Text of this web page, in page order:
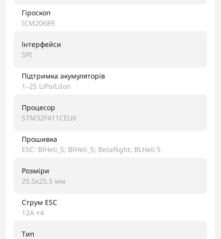
Гіроскоп
ICM20689
Інтерфейси
SPI
Підтримка акумуляторів
1–2S LiPo/LiIon
Процесор
STM32F411CEU6
Прошивка
ESC: BlHeli_S; BlHeli_S; Betaflight; BLHeli S
Розміри
25.5x25.5 мм
Струм ESC
12A ×4
Тип